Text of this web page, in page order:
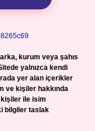
kurum veya şahıs
yalnızca kendi
yer alan içerikler
ve kişiler hakkında
kişiler ile isim
bilgiler taslak